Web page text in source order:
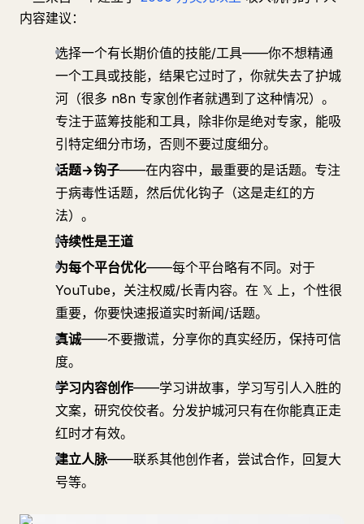
内容建议：
选择一个有长期价值的技能/工具——你不想精通
一个工具或技能，结果它过时了，你就失去了护城
河（很多 n8n 专家创作者就遇到了这种情况）。
专注于蓝筹技能和工具，除非你是绝对专家，能吸
引特定细分市场，否则不要过度细分。
话题→钩子——在内容中，最重要的是话题。专注
于病毒性话题，然后优化钩子（这是走红的方
法）。
持续性是王道
为每个平台优化——每个平台略有不同。对于
YouTube，关注权威/长青内容。在 𝕏 上，个性很
重要，你要快速报道实时新闻/话题。
真诚——不要撒谎，分享你的真实经历，保持可信
度。
学习内容创作——学习讲故事，学习写引人入胜的
文案，研究佼佼者。分发护城河只有在你能真正走
红时才有效。
建立人脉——联系其他创作者，尝试合作，回复大
号等。